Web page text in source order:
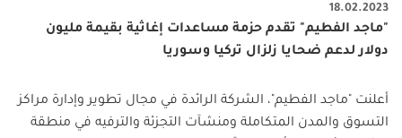
18.02.2023
"ماجد الفطيم" تقدم حزمة مساعدات إغاثية بقيمة مليون
دولار لدعم ضحايا زلزال تركيا وسوريا
أعلنت "ماجد الفطيم"، الشركة الرائدة في مجال تطوير وإدارة مراكز
التسوق والمدن المتكاملة ومنشآت التجزئة والترفيه في منطقة